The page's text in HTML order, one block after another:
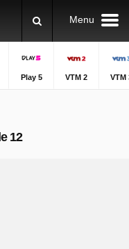
Menu
Play 5 VTM 2 VTM
12